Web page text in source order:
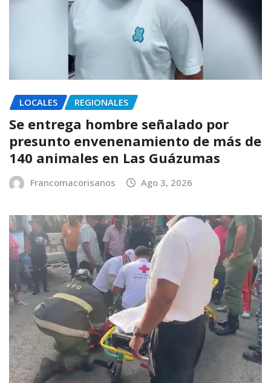
LOCALES REGIONALES
Se entrega hombre señalado por
presunto envenenamiento de más de
140 animales en Las Guázumas
Francomacorisanos Ago 3, 2026